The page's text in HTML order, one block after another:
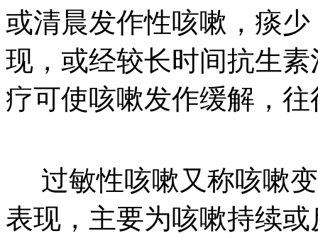
或清晨发作性咳嗽，痰
现，或经较长时间抗生
疗可使咳嗽发作缓解，
过敏性咳嗽又称咳嗽
表现，主要为咳嗽持续